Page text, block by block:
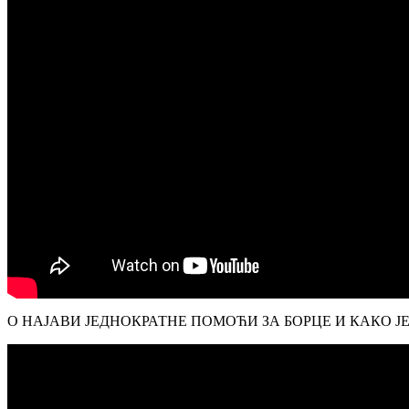
О НАЈАВИ ЈЕДНОКРАТНЕ ПОМОЋИ ЗА БОРЦЕ И КАКО